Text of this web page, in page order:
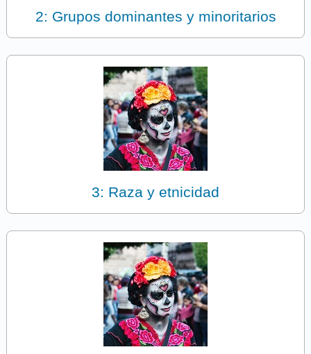
2: Grupos dominantes y minoritarios
3: Raza y etnicidad